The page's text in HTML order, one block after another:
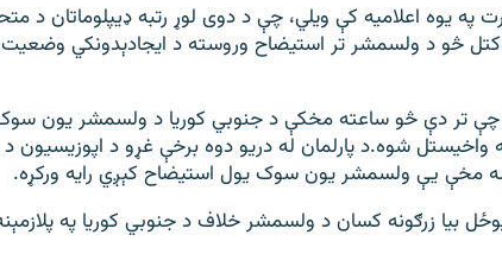
په یوه اعلامیه کې ویلي، چې د دوی لوړ رتبه ډیپلوماتان د
څو د ولسمشر تر استیضاح وروسته د ایجادېدونکي
تر دې څو ساعته مخکې د جنوبي کوریا د ولسمشر یون
واخیستل شوه.د پارلمان له دریو دوه برخې غړو د اپوزیسیون
مخې یې ولسمشر یون سوک یول استیضاح کېږي رایه ورکړه.
بیا زرګونه کسان د ولسمشر خلاف د جنوبي کوریا په